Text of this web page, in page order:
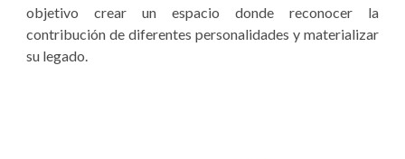
objetivo crear un espacio donde reconocer la
contribución de diferentes personalidades y materializar
su legado.